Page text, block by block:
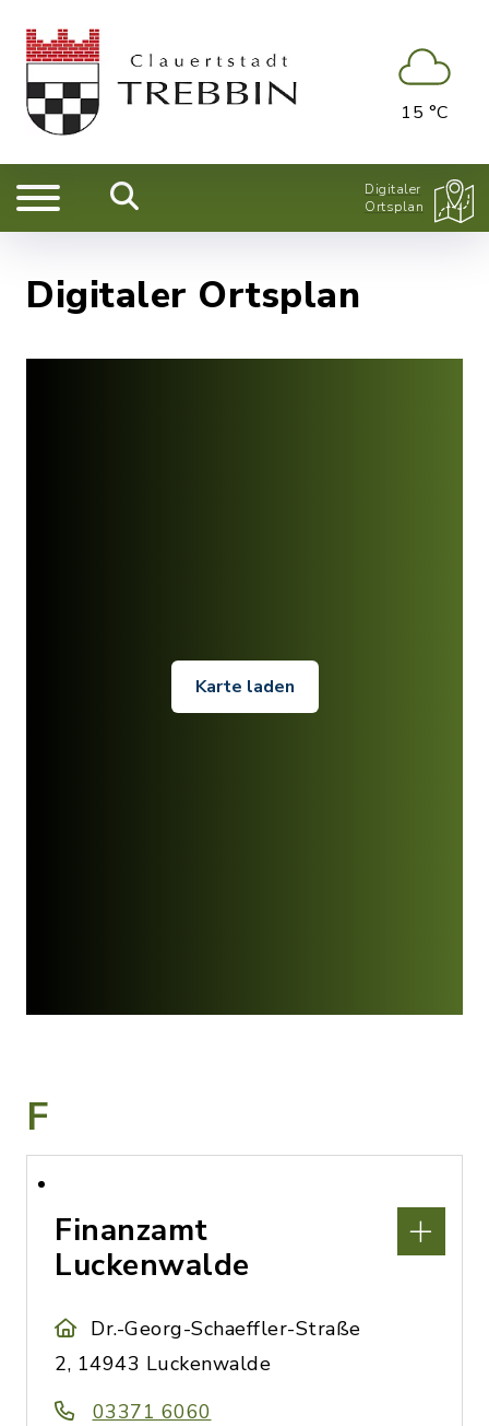
15 °C
Digitaler
Ortsplan
Digitaler Ortsplan
Karte laden
F
Finanzamt
Luckenwalde
Dr.-Georg-Schaeffler-Straße
2, 14943 Luckenwalde
03371 6060